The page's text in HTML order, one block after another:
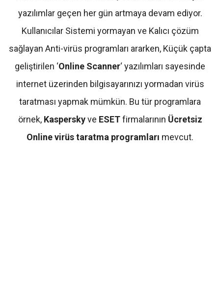
yazılımlar geçen her gün artmaya devam ediyor.
Kullanıcılar Sistemi yormayan ve Kalıcı çözüm
sağlayan Anti-virüs programları ararken, Küçük çapta
geliştirilen ‘Online Scanner‘ yazılımları sayesinde
internet üzerinden bilgisayarınızı yormadan virüs
taratması yapmak mümkün. Bu tür programlara
örnek, Kasperskyve ESETfirmalarının Ücretsiz
Online virüs taratma programları mevcut.